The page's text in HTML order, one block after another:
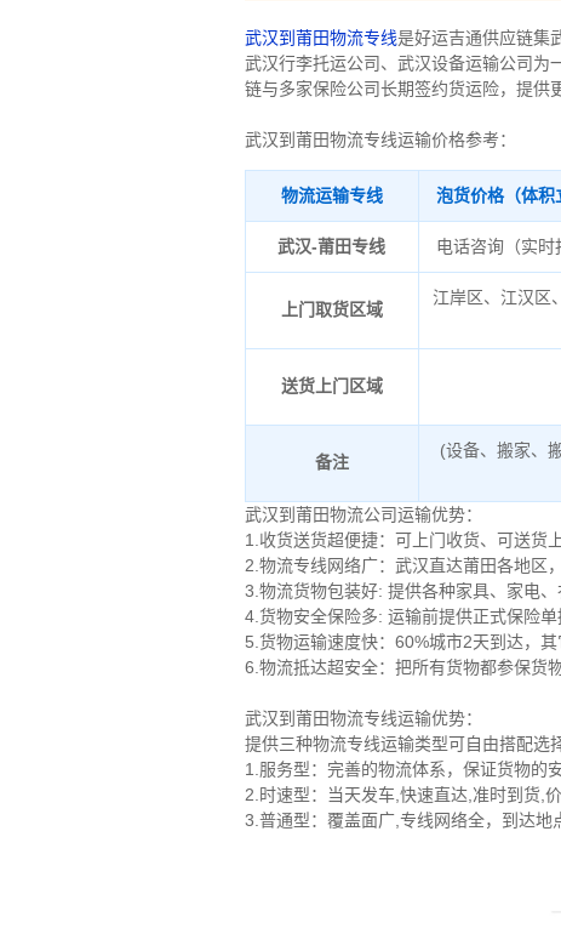
武汉到莆田物流专线是好运吉通供应链集
武汉行李托运公司、武汉设备运输公司为
链与多家保险公司长期签约货运险，提供
武汉到莆田物流专线运输价格参考：
物流运输专线 泡货价格（体积
武汉-莆田专线 电话咨询（实时
上门取货区域
江岸区、江汉区
送货上门区域
备注
(设备、搬家、
武汉到莆田物流公司运输优势：
1.收货送货超便捷：可上门收货、可送货
2.物流专线网络广：武汉直达莆田各地区
3.物流货物包装好: 提供各种家具、家电
4.货物安全保险多: 运输前提供正式保险
5.货物运输速度快：60%城市2天到达，
6.物流抵达超安全：把所有货物都参保货
武汉到莆田物流专线运输优势：
提供三种物流专线运输类型可自由搭配选
1.服务型：完善的物流体系，保证货物的
2.时速型：当天发车,快速直达,准时到货,价
3.普通型：覆盖面广,专线网络全，到达地